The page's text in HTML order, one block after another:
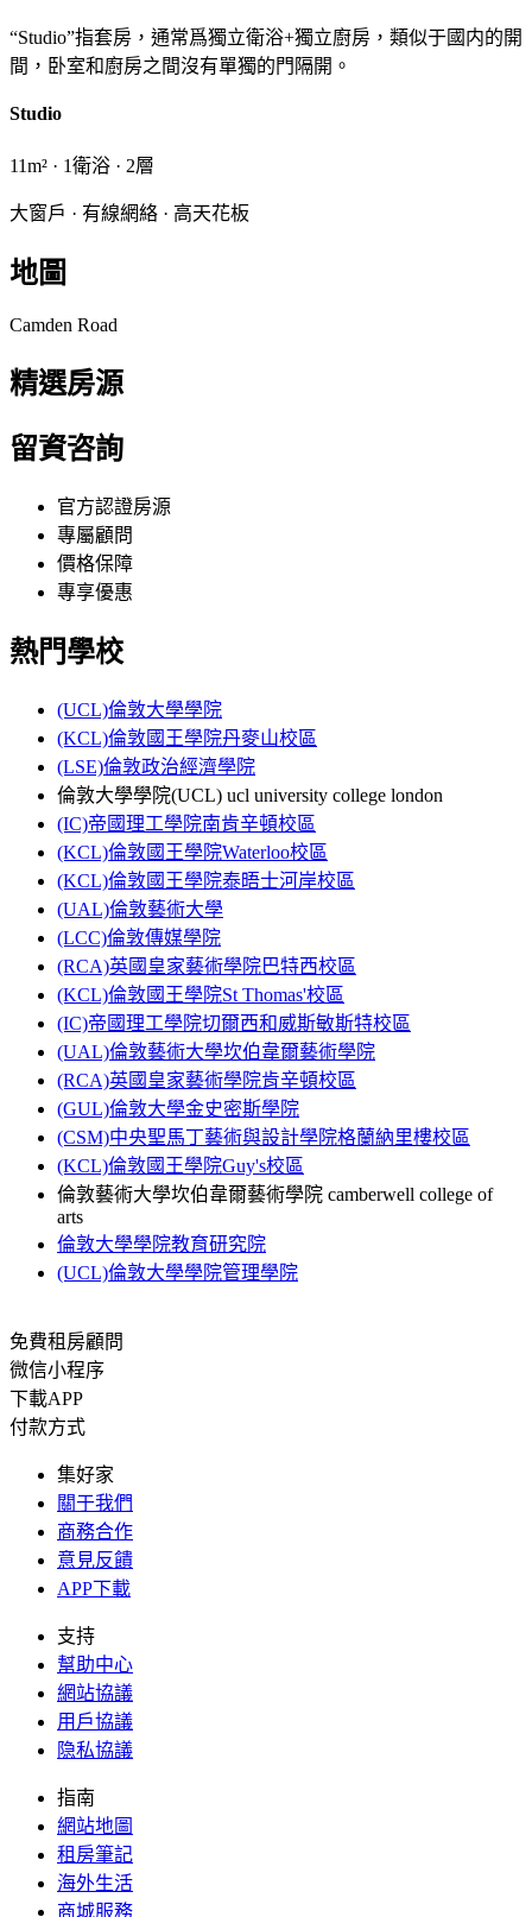
“Studio”指套房，通常爲獨立衛浴+獨立廚房，類似于國内的開
間，卧室和廚房之間沒有單獨的門隔開。
Studio
11m² · 1衛浴 · 2層
大窗戶 · 有線網絡 · 高天花板
地圖
Camden Road
精選房源
留資咨詢
官方認證房源
專屬顧問
價格保障
專享優惠
熱門學校
(UCL)倫敦大學學院
(KCL)倫敦國王學院丹麥山校區
(LSE)倫敦政治經濟學院
倫敦大學學院(UCL) ucl university college london
(IC)帝國理工學院南肯辛頓校區
(KCL)倫敦國王學院Waterloo校區
(KCL)倫敦國王學院泰晤士河岸校區
(UAL)倫敦藝術大學
(LCC)倫敦傳媒學院
(RCA)英國皇家藝術學院巴特西校區
(KCL)倫敦國王學院St Thomas'校區
(IC)帝國理工學院切爾西和威斯敏斯特校區
(UAL)倫敦藝術大學坎伯韋爾藝術學院
(RCA)英國皇家藝術學院肯辛頓校區
(GUL)倫敦大學金史密斯學院
(CSM)中央聖馬丁藝術與設計學院格蘭納里樓校區
(KCL)倫敦國王學院Guy's校區
倫敦藝術大學坎伯韋爾藝術學院 camberwell college of
arts
倫敦大學學院教育研究院
(UCL)倫敦大學學院管理學院
免費租房顧問
微信小程序
下載APP
付款方式
集好家
關于我們
商務合作
意見反饋
APP下載
支持
幫助中心
網站協議
用戶協議
隐私協議
指南
網站地圖
租房筆記
海外生活
商城服務